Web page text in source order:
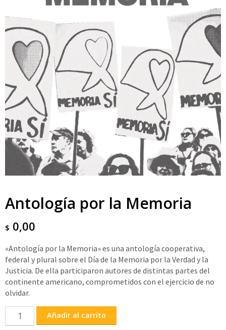
Antología por la Memoria
$ 0,00
«Antología por la Memoria» es una antología cooperativa,
federal y plural sobre el Día de la Memoria por la Verdad y la
Justicia. De ella participaron autores de distintas partes del
continente americano, comprometidos con el ejercicio de no
olvidar.
Antología
por
Añadir al carrito